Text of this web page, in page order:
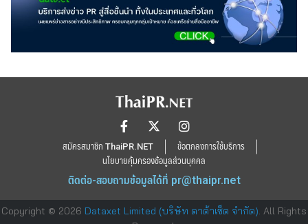
สมัครสมาชิก ThaiPR.NET
ข้อตกลงการใช้บริการ
นโยบายคุ้มครองข้อมูลส่วนบุคคล
ติดต่อ-สอบถามข้อมูลได้ที่ pr@thaipr.net
Copyright © 2026 Dataxet Limited (บริษัท ดาต้าเซ็ต จำกัด). All Rights